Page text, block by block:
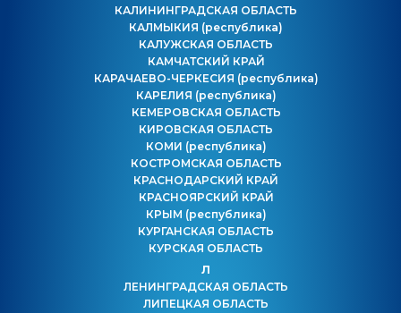
КАЛИНИНГРАДСКАЯ ОБЛАСТЬ
КАЛМЫКИЯ (республика)
КАЛУЖСКАЯ ОБЛАСТЬ
КАМЧАТСКИЙ КРАЙ
КАРАЧАЕВО-ЧЕРКЕСИЯ (республика)
КАРЕЛИЯ (республика)
КЕМЕРОВСКАЯ ОБЛАСТЬ
КИРОВСКАЯ ОБЛАСТЬ
КОМИ (республика)
КОСТРОМСКАЯ ОБЛАСТЬ
КРАСНОДАРСКИЙ КРАЙ
КРАСНОЯРСКИЙ КРАЙ
КРЫМ (республика)
КУРГАНСКАЯ ОБЛАСТЬ
КУРСКАЯ ОБЛАСТЬ
Л
ЛЕНИНГРАДСКАЯ ОБЛАСТЬ
ЛИПЕЦКАЯ ОБЛАСТЬ